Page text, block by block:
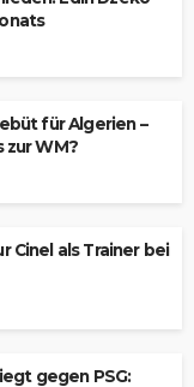
für Algerien –
zur WM?
Cinel als Trainer bei
gegen PSG: